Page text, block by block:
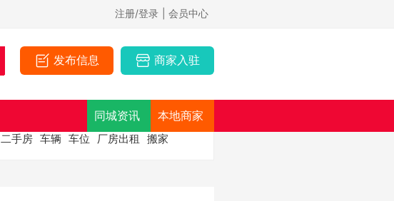
注册/登录 | 会员中心
发布信息 商家入驻
同城资讯 本地商家
二手房 车辆 车位 厂房出租
搬家